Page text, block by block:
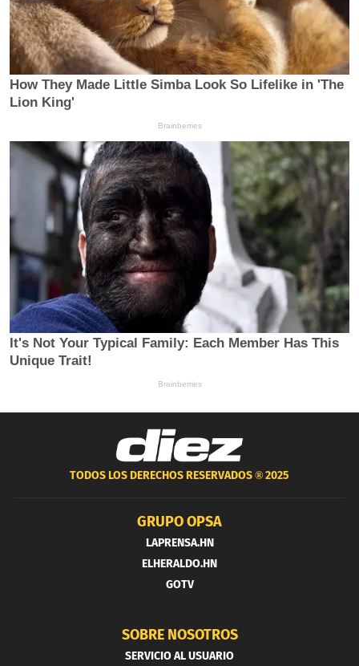
TODOS LOS DERECHOS RESERVADOS ®2025
GRUPO OPSA
LAPRENSA.HN
ELHERALDO.HN
GOTV
SOBRE NOSOTROS
SERVICIO AL USUARIO